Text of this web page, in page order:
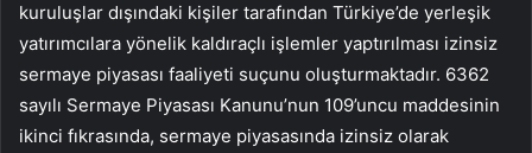
kuruluşlar dışındaki kişiler tarafından Türkiye’de yerleşik
yatırımcılara yönelik kaldıraçlı işlemler yaptırılması izinsiz
sermaye piyasası faaliyeti suçunu oluşturmaktadır. 6362
sayılı Sermaye Piyasası Kanunu’nun 109’uncu maddesinin
ikinci fıkrasında, sermaye piyasasında izinsiz olarak